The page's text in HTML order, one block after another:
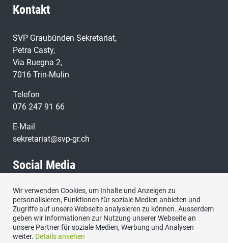
Kontakt
SVP Graubünden Sekretariat,
Petra Casty,
Via Ruegna 2,
7016 Trin-Mulin
Telefon
076 247 91 66
E-Mail
sekretariat@svp-gr.ch
Social Media
Besuchen Sie uns bei:
Wir verwenden Cookies, um Inhalte und Anzeigen zu
personalisieren, Funktionen für soziale Medien anbieten und
Zugriffe auf unsere Webseite analysieren zu können. Ausserdem
geben wir Informationen zur Nutzung unserer Webseite an
unsere Partner für soziale Medien, Werbung und Analysen
weiter. Details ansehen